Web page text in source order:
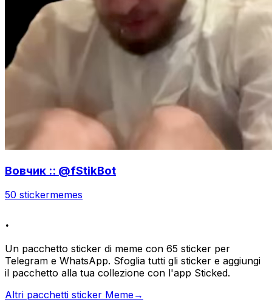
Вовчик :: @fStikBot
50 stickermemes
.
Un pacchetto sticker di meme con 65 sticker per
Telegram e WhatsApp. Sfoglia tutti gli sticker e aggiungi
il pacchetto alla tua collezione con l'app Sticked.
Altri pacchetti sticker Meme→